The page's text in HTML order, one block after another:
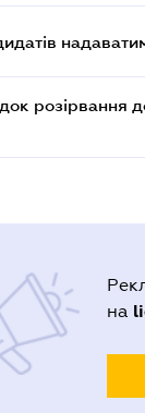
розірвання
на